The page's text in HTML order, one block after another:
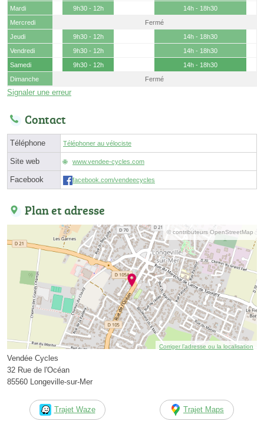
Mardi
9h30 - 12h
14h - 18h30
Mercredi
Fermé
Jeudi
9h30 - 12h
14h - 18h30
Vendredi
9h30 - 12h
14h - 18h30
Samedi
9h30 - 12h
14h - 18h30
Dimanche
Fermé
Signaler une erreur
Contact
Téléphone Téléphoner au vélociste
Site web www.vendee-cycles.com
Facebook facebook.com/vendeecycles
Plan et adresse
© contributeurs OpenStreetMap
Corriger l’adresse ou la localisation
Vendée Cycles
32 Rue de l'Océan
85560 Longeville-sur-Mer
Trajet Waze Trajet Maps